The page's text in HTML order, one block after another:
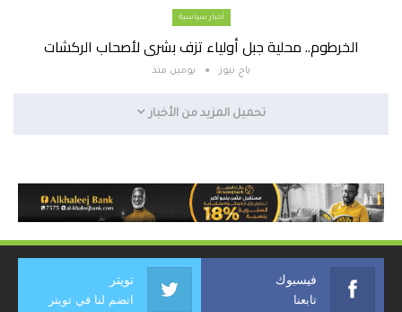
أخبار سياسية
الخرطوم.. محلية جبل أولياء تزف بشرى لأصحاب الركشات
باج نيوز يومين منذ
تحميل المزيد من الأخبار
فيسبوك
تابعنا
تويتر
انضم لنا في تويتر